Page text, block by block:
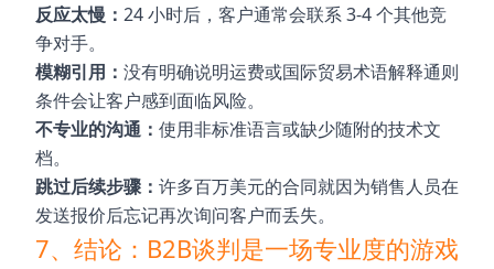
反应太慢： 24 小时后，客户通常会联系 3-4 个其他竞
争对手。
模糊引用： 没有明确说明运费或国际贸易术语解释通则
条件会让客户感到面临风险。
不专业的沟通： 使用非标准语言或缺少随附的技术文
档。
跳过后续步骤： 许多百万美元的合同就因为销售人员在
发送报价后忘记再次询问客户而丢失。
7、结论：B2B谈判是一场专业度的游戏